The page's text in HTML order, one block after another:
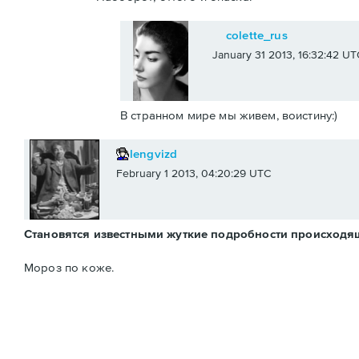
colette_rus
January 31 2013, 16:32:42
В странном мире мы живем, воистину:)
lengvizd
February 1 2013, 04:20:29 UTC
Становятся известными жуткие подробности
Мороз по коже.